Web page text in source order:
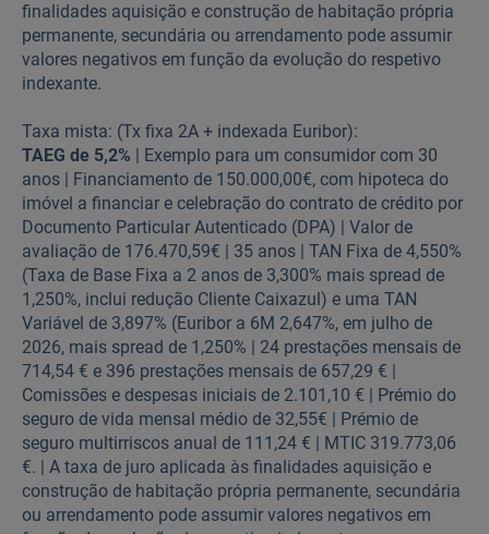
finalidades aquisição e construção de habitação própria
permanente, secundária ou arrendamento pode assumir
valores negativos em função da evolução do respetivo
indexante.
Taxa mista: (Tx fixa 2A + indexada Euribor):
TAEG de 5,2% | Exemplo para um consumidor com 30
anos | Financiamento de 150.000,00€, com hipoteca do
imóvel a financiar e celebração do contrato de crédito por
Documento Particular Autenticado (DPA) | Valor de
avaliação de 176.470,59€ | 35 anos | TAN Fixa de 4,550%
(Taxa de Base Fixa a 2 anos de 3,300% mais spread de
1,250%, inclui redução Cliente Caixazul) e uma TAN
Variável de 3,897% (Euribor a 6M 2,647%, em julho de
2026, mais spread de 1,250% | 24 prestações mensais de
714,54 € e 396 prestações mensais de 657,29 € |
Comissões e despesas iniciais de 2.101,10 € | Prémio do
seguro de vida mensal médio de 32,55€ | Prémio de
seguro multirriscos anual de 111,24 € | MTIC 319.773,06
€. | A taxa de juro aplicada às finalidades aquisição e
construção de habitação própria permanente, secundária
ou arrendamento pode assumir valores negativos em